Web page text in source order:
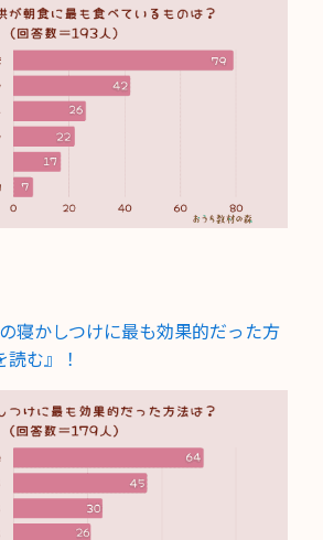
寝かしつけに最も効果的だった方
む』！